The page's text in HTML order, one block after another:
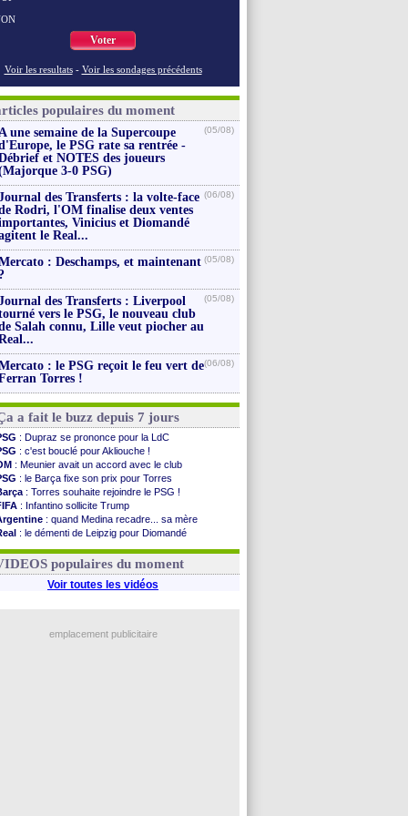
Voter
Voir les resultats - Voir les sondages précédents
populaires du moment
une semaine de la Supercoupe
le PSG rate sa rentrée -
et NOTES des joueurs
3-0 PSG)
(05/08)
des Transferts : la volte-face
Rodri, l'OM finalise deux ventes
Vinicius et Diomandé
le Real...
(06/08)
: Deschamps, et maintenant (05/08)
des Transferts : Liverpool
vers le PSG, le nouveau club
Salah connu, Lille veut piocher au
(05/08)
: le PSG reçoit le feu vert de
Torres !
(06/08)
a fait le buzz depuis 7 jours
: Dupraz se prononce pour la LdC
: c'est bouclé pour Akliouche !
: Meunier avait un accord avec le club
: le Barça fixe son prix pour Torres
: Torres souhaite rejoindre le PSG !
: Infantino sollicite Trump
: quand Medina recadre... sa mère
: le démenti de Leipzig pour Diomandé
: le conseiller d'Infantino démissionne !
populaires du moment
Voir toutes les vidéos
emplacement publicitaire